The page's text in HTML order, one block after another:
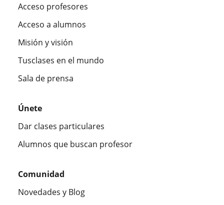
Acceso profesores
Acceso a alumnos
Misión y visión
Tusclases en el mundo
Sala de prensa
Únete
Dar clases particulares
Alumnos que buscan profesor
Comunidad
Novedades y Blog